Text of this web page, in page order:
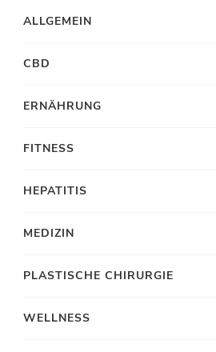
ALLGEMEIN
CBD
ERNÄHRUNG
FITNESS
HEPATITIS
MEDIZIN
PLASTISCHE CHIRURGIE
WELLNESS